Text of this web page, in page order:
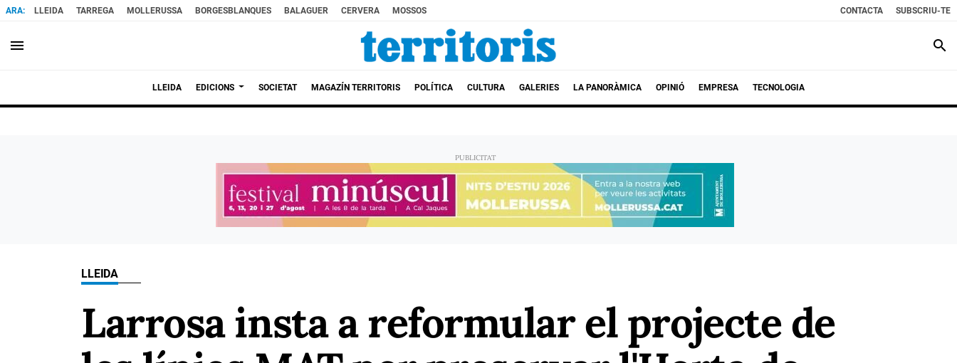
LLEIDA TARREGA MOLLERUSSA BORGESBLANQUES BALAGUER CERVERA MOSSOS CONTACTA SUBSCRIU-TE
menu search
LLEIDA EDICIONS SOCIETAT MAGAZÍN TERRITORIS POLÍTICA CULTURA GALERIES LA PANORÀMICA OPINIÓ EMPRESA TECNOLOGIA
LLEIDA
Larrosa insta a reformular el projecte de